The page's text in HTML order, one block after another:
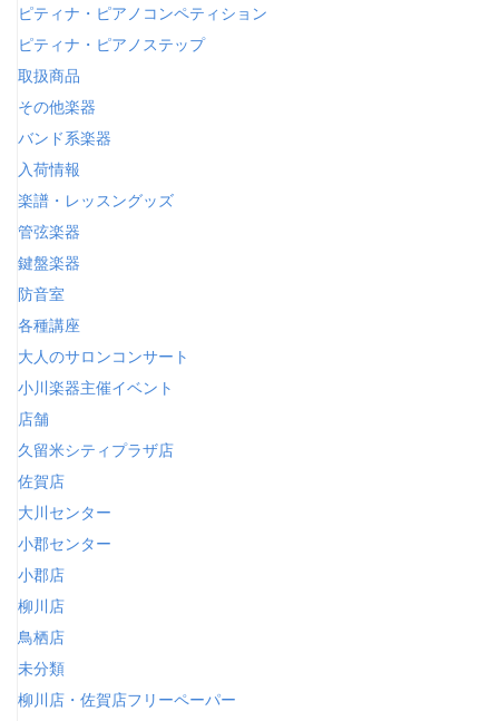
ピティナ・ピアノコンペティション
ピティナ・ピアノステップ
取扱商品
その他楽器
バンド系楽器
入荷情報
楽譜・レッスングッズ
管弦楽器
鍵盤楽器
防音室
各種講座
大人のサロンコンサート
小川楽器主催イベント
店舗
久留米シティプラザ店
佐賀店
大川センター
小郡センター
小郡店
柳川店
鳥栖店
未分類
柳川店・佐賀店フリーペーパー